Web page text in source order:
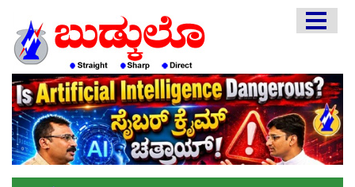
EDITORIAL
ENGLISH
KANNADA
INTERVIEWS
LITERATURE